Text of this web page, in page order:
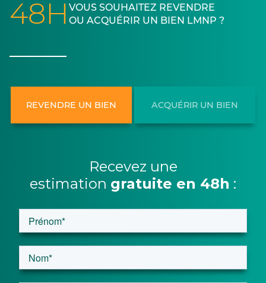
48H VOUS SOUHAITEZ REVENDRE
OU ACQUÉRIR UN BIEN LMNP ?
REVENDRE UN BIEN ACQUÉRIR UN BIEN